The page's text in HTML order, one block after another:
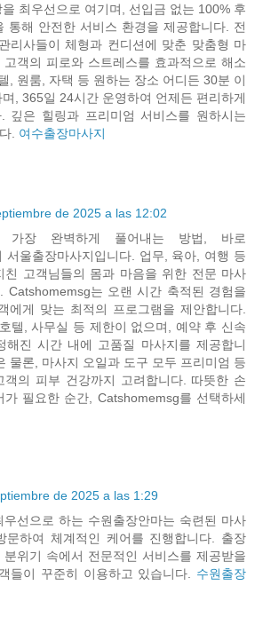
최우선으로 여기며, 선입금 없는 100% 후
통해 안전한 서비스 환경을 제공합니다. 전
리사들이 체형과 컨디션에 맞춘 맞춤형 마
객의 피로와 스트레스를 효과적으로 해소
, 원룸, 자택 등 원하는 장소 어디든 30분 이
, 365일 24시간 운영하여 언제든 편리하게
깊은 힐링과 프리미엄 서비스를 원하시는
. 여수출장마사지
de 2025 a las 12:02
가장 완벽하게 풀어내는 방법, 바로
서울출장마사지입니다. 업무, 육아, 여행 등
친 고객님들의 몸과 마음을 위한 전문 마사
Catshomemsg는 오랜 시간 축적된 경험을
에게 맞는 최적의 프로그램을 제안합니다.
텔, 사무실 등 제한이 없으며, 예약 후 신속
해진 시간 내에 고품질 마사지를 제공합니
물론, 마사지 오일과 도구 모두 프리미엄 등
객의 피부 건강까지 고려합니다. 따뜻한 손
가 필요한 순간, Catshomemsg를 선택하세
de 2025 a las 1:29
우선으로 하는 수원출장안마는 숙련된 마사
문하여 체계적인 케어를 진행합니다. 출장
분위기 속에서 전문적인 서비스를 제공받을
들이 꾸준히 이용하고 있습니다. 수원출장